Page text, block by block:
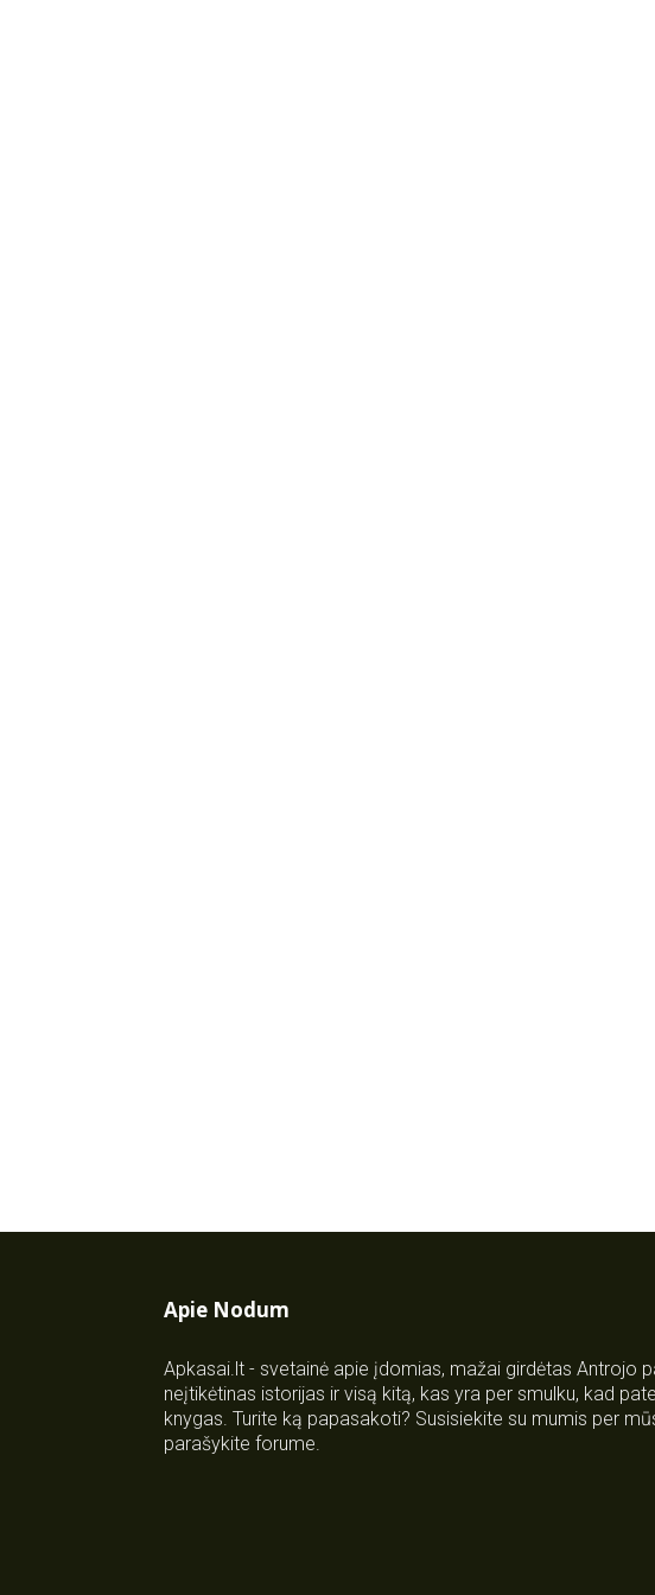
Apie Nodum
Apkasai.lt - svetainė apie įdomias, mažai girdėtas Antrojo
neįtikėtinas istorijas ir visą kitą, kas yra per smulku, kad
knygas. Turite ką papasakoti? Susisiekite su mumis per
parašykite forume.